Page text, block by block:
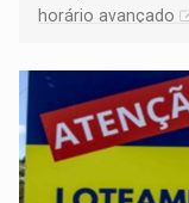
horário avançado